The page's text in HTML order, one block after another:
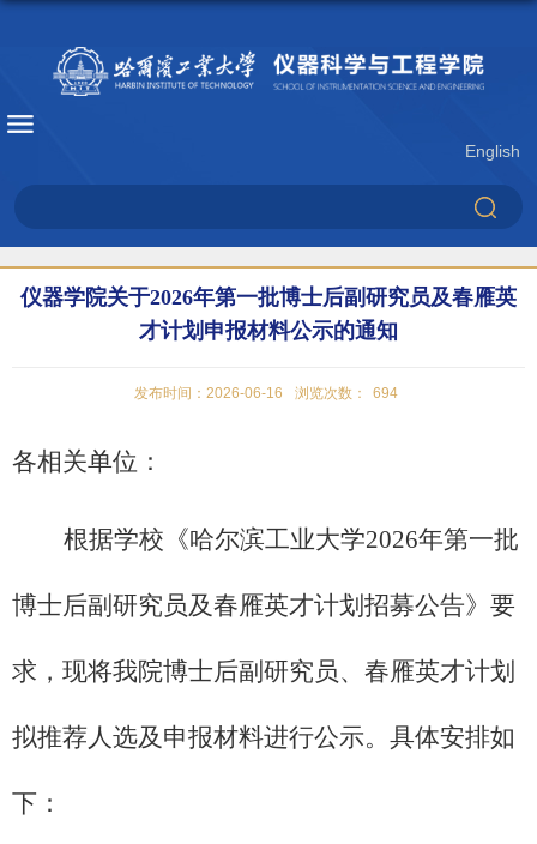
English
仪器学院关于2026年第一批博士后副研究员及春雁英
才计划申报材料公示的通知
发布时间：2026-06-16 浏览次数： 694
各相关单位：
根据学校《哈尔滨工业大学2026年第一批
博士后副研究员及春雁英才计划招募公告》要
求，现将我院博士后副研究员、春雁英才计划
拟推荐人选及申报材料进行公示。具体安排如
下：